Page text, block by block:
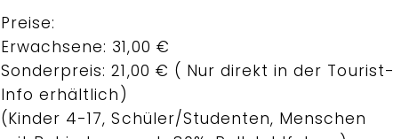
Preise:
Erwachsene: 31,00 €
Sonderpreis: 21,00 € ( Nur direkt in der Tourist-
Info erhältlich)
(Kinder 4-17, Schüler/Studenten, Menschen